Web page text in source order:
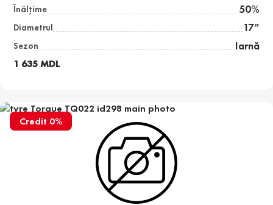
Înălţime 50%
Diametrul 17”
Sezon Iarnă
1 635 MDL
Credit 0%